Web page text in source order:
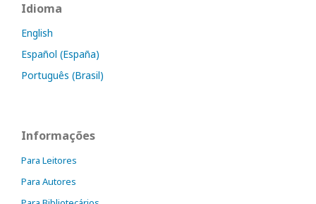
Idioma
English
Español (España)
Português (Brasil)
Informações
Para Leitores
Para Autores